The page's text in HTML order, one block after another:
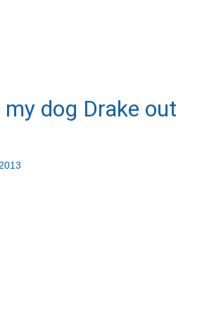
dog Drake out